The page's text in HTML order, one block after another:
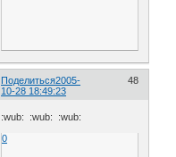
Поделиться 48
2005-
10-28 18:49:23
:wub: :wub: :wub:
0